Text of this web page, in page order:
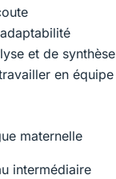
et de synthèse
en équipe
maternelle
intermédiaire